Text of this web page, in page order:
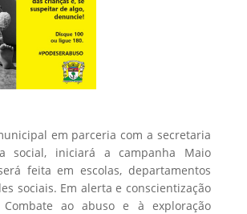
em parceria com a secretaria
social, iniciará a campanha Maio
feita em escolas, departamentos
sociais. Em alerta e conscientização
ao abuso e à exploração